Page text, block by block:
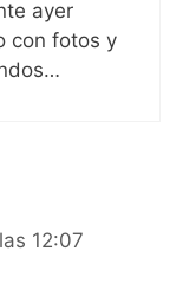
ayer
con fotos y
12:07